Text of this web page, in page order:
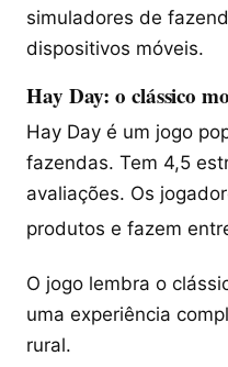
simuladores de
dispositivos móveis.
Hay Day: o clássico
Hay Day é um jogo
fazendas. Tem 4,5
avaliações. Os
produtos e fazem
O jogo lembra o
uma experiência
rural.